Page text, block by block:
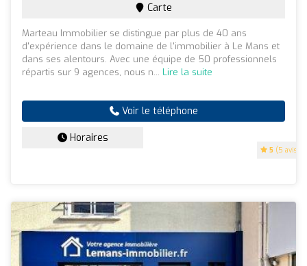
5 (5 avis)
Carte
Marteau Immobilier se distingue par plus de 40 ans
d'expérience dans le domaine de l'immobilier à Le Mans et
dans ses alentours. Avec une équipe de 50 professionnels
répartis sur 9 agences, nous n... Lire la suite
Voir le téléphone
Horaires